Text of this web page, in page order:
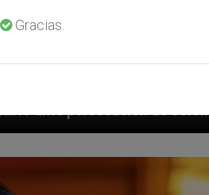
judíos que afecta a
Gracias.